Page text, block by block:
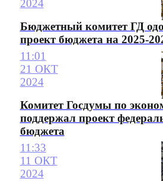
2024
Бюджетный комитет ГД
проект бюджета на 2025-
11:01
21 ОКТ
2024
Комитет Госдумы по
поддержал проект
бюджета
11:33
11 ОКТ
2024